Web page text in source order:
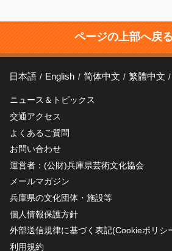
ページの上部へ戻
日本語 English 简体中文 繁體中文
ニュース＆トピックス
交通アクセス
よくあるご質問
お問い合わせ
運営者：(公財)兵庫県芸術文化協会
メールマガジン
兵庫県の文化団体・施設等
個人情報保護方針
外部送信規律に基づく表記(Cookieポリシ
利用規約